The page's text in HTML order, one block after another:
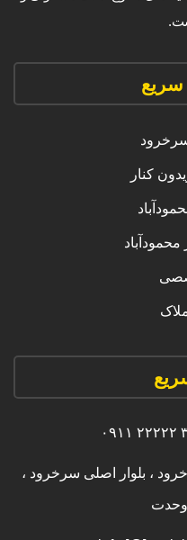
سرخرود
کنار
محمودآباد
، بلوار اصلی سرخرود ،